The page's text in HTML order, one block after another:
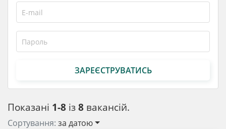
Показані 1-8 із8 вакансій.
Сортування: за датою
ЗАРЕЄСТРУВАТИСЬ